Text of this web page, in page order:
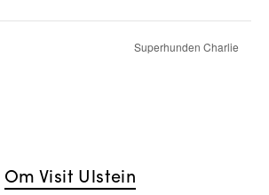
Superhunden Charlie
Om Visit Ulstein